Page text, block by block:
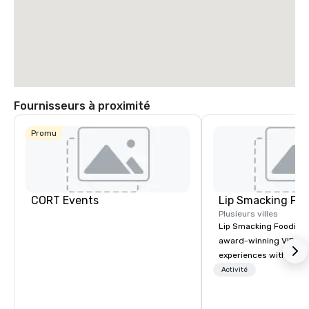
Fournisseurs à proximité
Promu
CORT Events Lip Smacking
Plusieurs villes
Lip Smacking Foodie
award-winning VIP
experiences with
restaurants
Activité